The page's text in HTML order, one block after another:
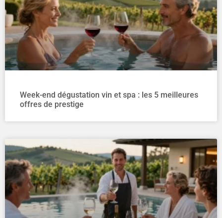
Week-end dégustation vin et spa : les 5 meilleures
offres de prestige